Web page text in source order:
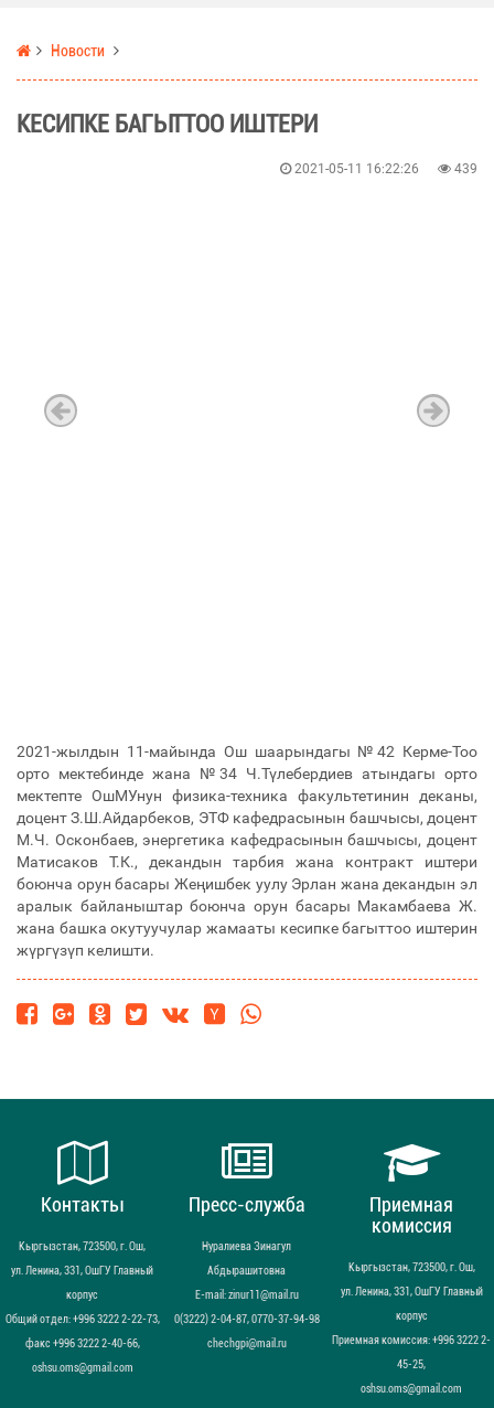
Новости
КЕСИПКЕ БАГЫТТОО ИШТЕРИ
2021-05-11 16:22:26 439
2021-жылдын 11-майында Ош шаарындагы №42 Керме-Тоо
орто мектебинде жана №34 Ч.Түлебердиев атындагы орто
мектепте ОшМУнун физика-техника факультетинин деканы,
доцент З.Ш.Айдарбеков, ЭТФ кафедрасынын башчысы, доцент
М.Ч. Осконбаев, энергетика кафедрасынын башчысы, доцент
Матисаков Т.К., декандын тарбия жана контракт иштери
боюнча орун басары Жеңишбек уулу Эрлан жана декандын эл
аралык байланыштар боюнча орун басары Макамбаева Ж.
жана башка окутуучулар жамааты кесипке багыттоо иштерин
жүргүзүп келишти.
Контакты
Кыргызстан, 723500, г. Ош,
ул. Ленина, 331, ОшГУ Главный
корпус
Общий отдел: +996 3222 2-22-73,
факс +996 3222 2-40-66,
oshsu.oms@gmail.com
Пресс-служба
Нуралиева Зинагул
Абдырашитовна
Е-mail: zinur11@mail.ru
0(3222) 2-04-87, 0770-37-94-98
chechgpi@mail.ru
Приемная
комиссия
Кыргызстан, 723500, г. Ош,
ул. Ленина, 331, ОшГУ Главный
корпус
Приемная комиссия: +996 3222 2-
45-25,
oshsu.oms@gmail.com